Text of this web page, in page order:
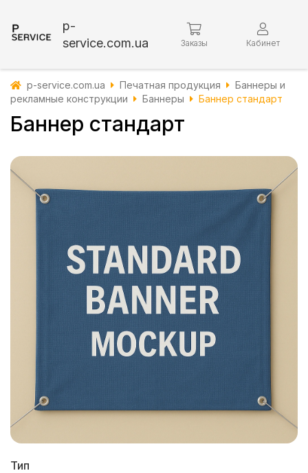
p-
service.com.ua
Заказы Кабинет
p-service.com.ua Печатная продукция
Баннеры и
рекламные конструкции
Баннеры Баннер стандарт
Баннер стандарт
Тип